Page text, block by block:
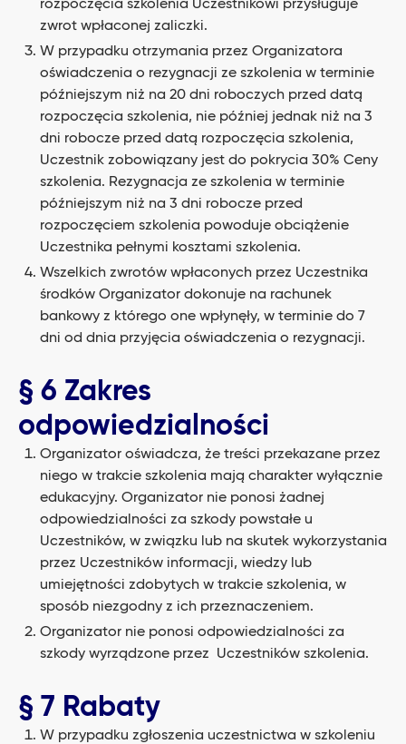
rozpoczęcia szkolenia Uczestnikowi przysługuje
zwrot wpłaconej zaliczki.
W przypadku otrzymania przez Organizatora
oświadczenia o rezygnacji ze szkolenia w terminie
późniejszym niż na 20 dni roboczych przed datą
rozpoczęcia szkolenia, nie później jednak niż na 3
dni robocze przed datą rozpoczęcia szkolenia,
Uczestnik zobowiązany jest do pokrycia 30% Ceny
szkolenia. Rezygnacja ze szkolenia w terminie
późniejszym niż na 3 dni robocze przed
rozpoczęciem szkolenia powoduje obciążenie
Uczestnika pełnymi kosztami szkolenia.
Wszelkich zwrotów wpłaconych przez Uczestnika
środków Organizator dokonuje na rachunek
bankowy z którego one wpłynęły, w terminie do 7
dni od dnia przyjęcia oświadczenia o rezygnacji.
§ 6 Zakres
odpowiedzialności
Organizator oświadcza, że treści przekazane przez
niego w trakcie szkolenia mają charakter wyłącznie
edukacyjny. Organizator nie ponosi żadnej
odpowiedzialności za szkody powstałe u
Uczestników, w związku lub na skutek wykorzystania
przez Uczestników informacji, wiedzy lub
umiejętności zdobytych w trakcie szkolenia, w
sposób niezgodny z ich przeznaczeniem.
Organizator nie ponosi odpowiedzialności za
szkody wyrządzone przez Uczestników szkolenia.
§ 7 Rabaty
W przypadku zgłoszenia uczestnictwa w szkoleniu